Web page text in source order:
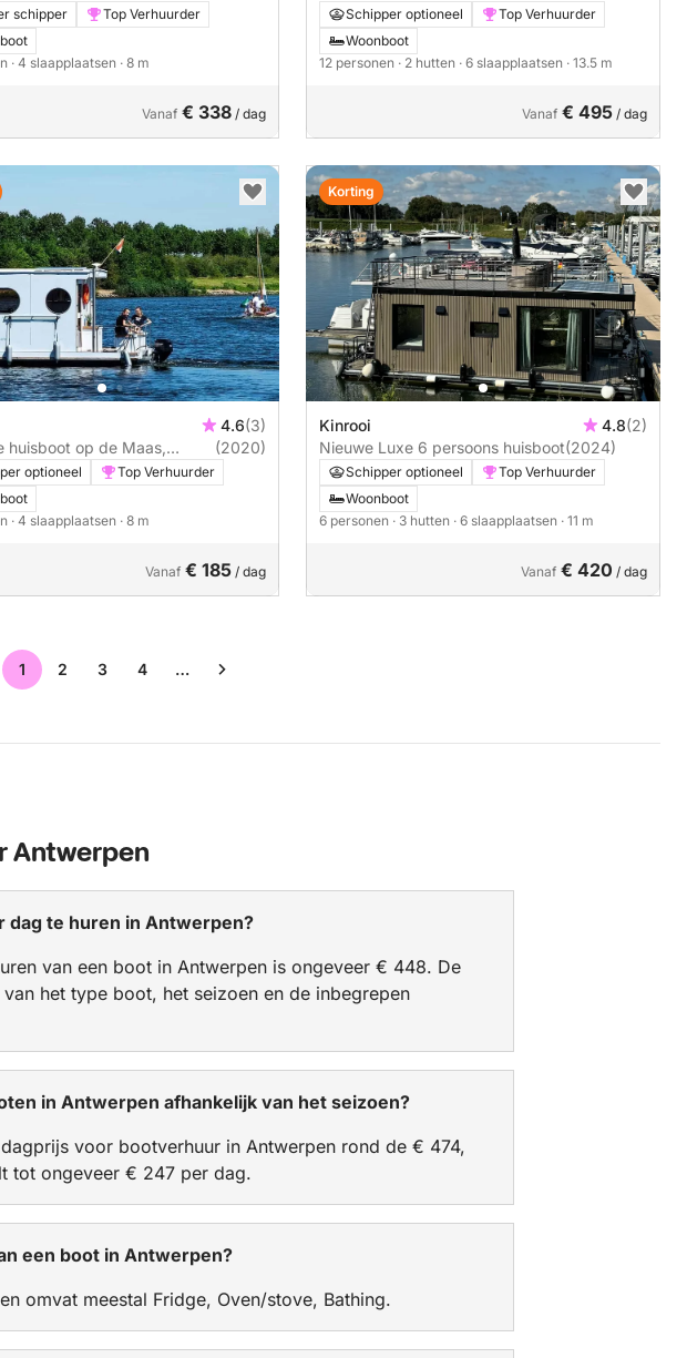
Nederland
schipper
Top Verhuurder
· 4 slaapplaatsen · 8 m
Vanaf € 338 / dag
Belische / Nederlands[**#**]
Schipper optioneel
Top Verhuurder
Woonboot
12 personen · 2 hutten · 6 slaapplaatsen · 13.5 m
Vanaf € 495 / dag
4.6(3)
Belgie
(2020)
optioneel
Top Verhuurder
· 4 slaapplaatsen · 8 m
Vanaf € 185 / dag
Kinrooi 4.8(2)
Nieuwe Luxe 6 persoons huisboot(2024)
Schipper optioneel
Top Verhuurder
Woonboot
6 personen · 3 hutten · 6 slaapplaatsen · 11 m
Vanaf € 420 / dag
Korting
1 2 3 4 …
Antwerpen
dag te huren in Antwerpen?
van een boot in Antwerpen is ongeveer € 448. De
het type boot, het seizoen en de inbegrepen
in Antwerpen afhankelijk van het seizoen?
voor bootverhuur in Antwerpen rond de € 474,
tot ongeveer € 247 per dag.
een boot in Antwerpen?
omvat meestal Fridge, Oven/stove, Bathing.